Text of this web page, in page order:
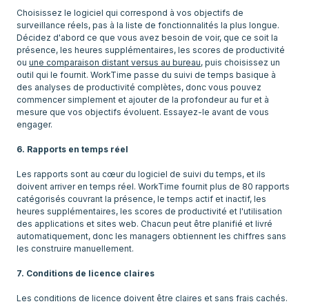
Choisissez le logiciel qui correspond à vos objectifs de
surveillance réels, pas à la liste de fonctionnalités la plus longue.
Décidez d'abord ce que vous avez besoin de voir, que ce soit la
présence, les heures supplémentaires, les scores de productivité
ou une comparaison distant versus au bureau, puis choisissez un
outil qui le fournit. WorkTime passe du suivi de temps basique à
des analyses de productivité complètes, donc vous pouvez
commencer simplement et ajouter de la profondeur au fur et à
mesure que vos objectifs évoluent. Essayez-le avant de vous
engager.
6. Rapports en temps réel
Les rapports sont au cœur du logiciel de suivi du temps, et ils
doivent arriver en temps réel. WorkTime fournit plus de 80 rapports
catégorisés couvrant la présence, le temps actif et inactif, les
heures supplémentaires, les scores de productivité et l'utilisation
des applications et sites web. Chacun peut être planifié et livré
automatiquement, donc les managers obtiennent les chiffres sans
les construire manuellement.
7. Conditions de licence claires
Les conditions de licence doivent être claires et sans frais cachés.